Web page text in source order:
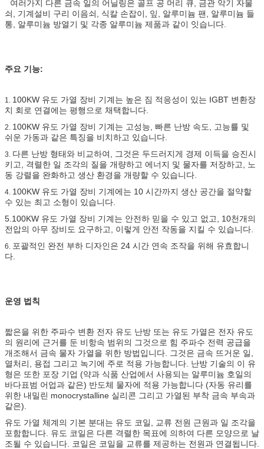
여러가지 다른 금속 일의 어닐링은 골프 공 머리 큐, 금관 악기 자물
쇠, 기계설비 구리 이음쇠, 식칼 손잡이, 잎, 알루미늄 팬, 알루미늄 들
통, 알루미늄 방열기 및 각종 알루미늄 제품과 같이 잇습니다.
주요 기능:
1. 100KW 유도 가열 장비 기계는 높은 짐 적응성이 있는 IGBT 변환장
치 회로 연결에는 평행으로 채택합니다.
2. 100KW 유도 가열 장비 기계는 고성능, 빠른 난방 속도, 고능률 및
쉬운 가동과 같은 특징을 비치하고 있습니다.
3. 다른 난방 형태와 비교하여, 그것은 두드러지게 경제 이득을 승진시
키고, 격렬한 일 조각의 질을 개량하고 에너지 및 물자를 저장하고, 노
동 강렬을 완화하고 생산 환경을 개량할 수 있습니다.
4. 100KW 유도 가열 장비 기계에는 10 시간까지 생산 공간을 절약할
수 있는 최고 소형이 있습니다.
5.100KW 유도 가열 장비 기계는 안전하 믿을 수 있고 없고, 10천개의
전압의 아무 장비도 요구하고, 이렇게 안전 작동을 지킬 수 있습니다.
6. 포괄적인 완전 부하 디자인은 24 시간 연속 조작을 위해 유효합니
다.
운영 법칙
짧은을 위한 주파수 변환 전자 유도 난방 또는 유도 가열은 전자 유도
의 원리에 근거를 둔 비항속 범위의 그것으로 힘 주파수 전력 공급을
개조해서 금속 물자 가열을 위한 방법입니다. 그것은 금속 뜨거운 일,
열처리, 용접 그리고 녹기에 주로 적용 가능합니다. 난방 기술의 이 유
형은 또한 포장 기업 (약과 식품 산업에서 사용되는 알루미늄 호일의
바다표범 어업과 같은) 반도체 물자에 적용 가능합니다 (자동 유리를
위한 내밀린 monocrystalline 실리콘 그리고 가열된 부착 금속 부속과
같은).
유도 가열 체계의 기본 분대는 유도 코일, 교류 전원 근원과 일 조각을
포함합니다. 유도 코일은 다른 격렬한 목표에 의하여 다른 모양으로 날
조될 수 있습니다. 코일은 코일을 교류를 제공하는 전원과 연결됩니다.